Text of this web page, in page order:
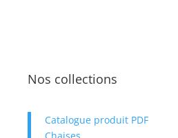
Nos collections
Catalogue produit PDF